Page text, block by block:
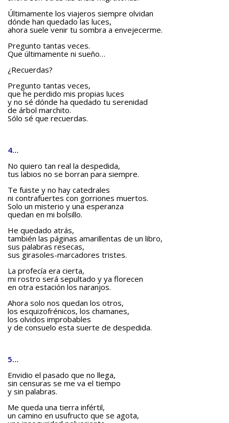
Últimamente los viajeros siempre olvidan
dónde han quedado las luces,
ahora suele venir tu sombra a envejecerme.
Pregunto tantas veces.
Que últimamente ni sueño…
¿Recuerdas?
Pregunto tantas veces,
que he perdido mis propias luces
y no sé dónde ha quedado tu serenidad
de árbol marchito.
Sólo sé que recuerdas.
4…
No quiero tan real la despedida,
tus labios no se borran para siempre.
Te fuiste y no hay catedrales
ni contrafuertes con gorriones muertos.
Solo un misterio y una esperanza
quedan en mi bolsillo.
He quedado atrás,
también las páginas amarillentas de un libro,
sus palabras resecas,
sus girasoles-marcadores tristes.
La profecía era cierta,
mi rostro será sepultado y ya florecen
en otra estación los naranjos.
Ahora solo nos quedan los otros,
los esquizofrénicos, los chamanes,
los olvidos improbables
y de consuelo esta suerte de despedida.
5…
Envidio el pasado que no llega,
sin censuras se me va el tiempo
y sin palabras.
Me queda una tierra infértil,
un camino en usufructo que se agota,